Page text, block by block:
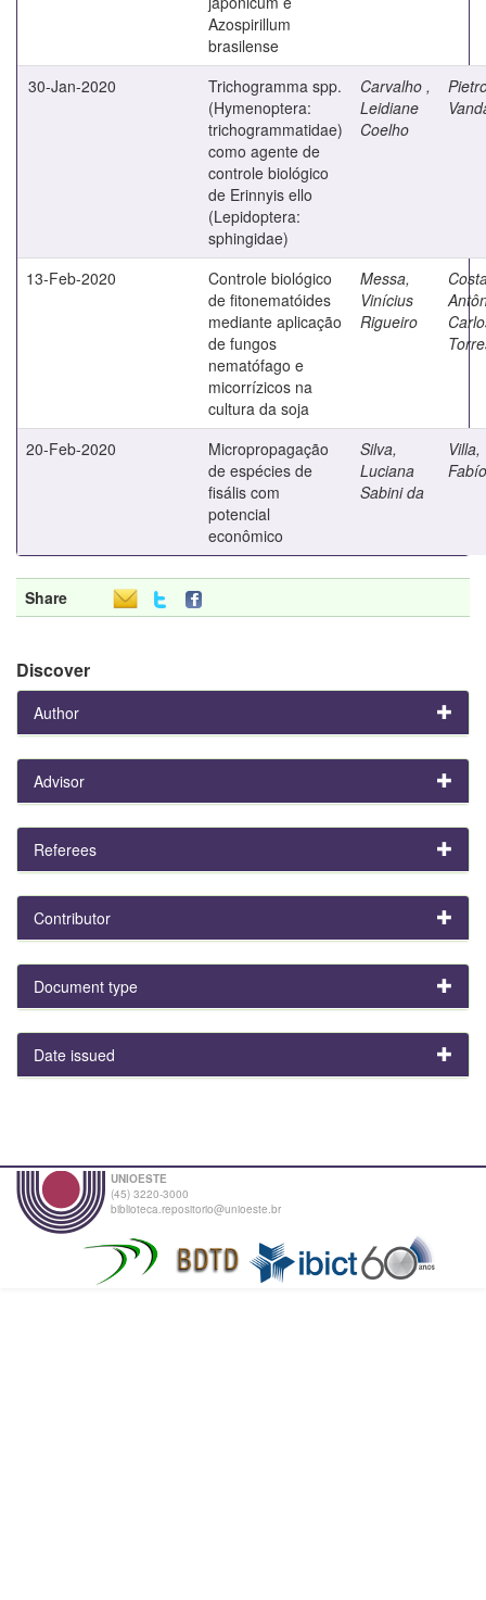
Azospirillum
brasilense
30-Jan-2020
Trichogramma spp.
(Hymenoptera:
trichogrammatidae)
como agente de
controle biológico
de Erinnyis ello
(Lepidoptera:
sphingidae)
Carvalho ,
Leidiane
Coelho
13-Feb-2020
Controle biológico
de fitonematóides
mediante aplicação
de fungos
nematófago e
micorrízicos na
cultura da soja
Messa,
Vinícius
Rigueiro
20-Feb-2020
Micropropagação
de espécies de
fisális com
potencial
econômico
Silva,
Luciana
Sabini da
Villa,
Share
Discover
Author
Advisor
Referees
Contributor
Document type
Date issued
UNIOESTE
(45) 3220-3000
biblioteca.repositorio@unioeste.br